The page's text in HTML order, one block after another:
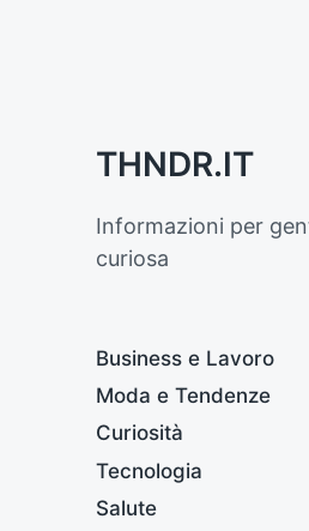
THNDR.IT
Informazioni per
curiosa
Business e Lavoro
Moda e Tendenze
Curiosità
Tecnologia
Salute